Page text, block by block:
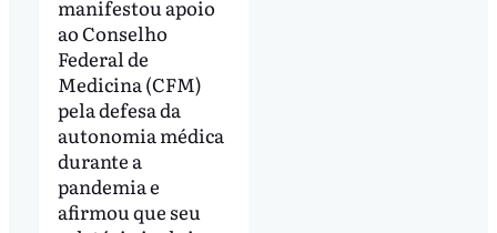
manifestou apoio
ao Conselho
Federal de
Medicina (CFM)
pela defesa da
autonomia médica
durante a
pandemia e
afirmou que seu